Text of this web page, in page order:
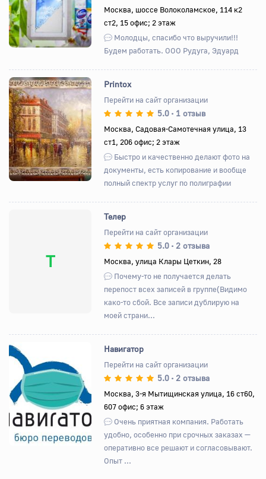
Москва, шоссе Волоколамское, 114 к2
ст2, 15 офис; 2 этаж
Молодцы, спасибо что выручили!!!
Будем работать. ООО Рудуга, Эдуард
Назад Вперед
Printox
Перейти на сайт организации
5.0 • 1 отзыв
Москва, Садовая-Самотечная улица, 13
ст1, 206 офис; 2 этаж
Быстро и качественно делают фото на
документы, есть копирование и вообще
полный спектр услуг по полиграфии
Т
Телер
Перейти на сайт организации
5.0 • 2 отзыва
Москва, улица Клары Цеткин, 28
Почему-то не получается делать
перепост всех записей в группе(Видимо
како-то сбой. Все записи дублирую на
моей страни...
Назад Вперед
Навигатор
Перейти на сайт организации
5.0 • 2 отзыва
Москва, 3-я Мытищинская улица, 16 ст60,
607 офис; 6 этаж
Очень приятная компания. Работать
удобно, особенно при срочных заказах —
оперативно все решают и согласовывают.
Опыт ...